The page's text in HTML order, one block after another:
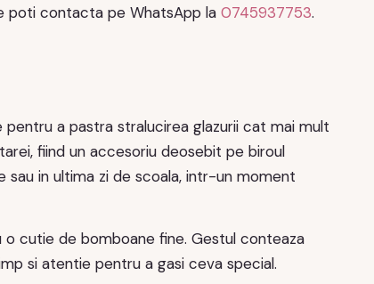
poti contacta pe WhatsApp la 0745937753.
a pastra stralucirea glazurii cat mai mult
fiind un accesoriu deosebit pe biroul
in ultima zi de scoala, intr-un moment
cutie de bomboane fine. Gestul conteaza
si atentie pentru a gasi ceva special.